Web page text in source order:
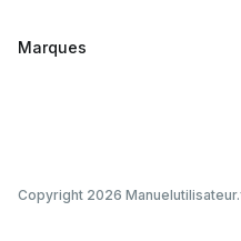
Marques
Copyright 2026